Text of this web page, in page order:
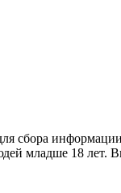
сбора
младше 18 лет.